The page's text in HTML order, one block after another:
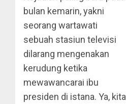
bulan kemarin, yakni
seorang wartawati
sebuah stasiun televisi
dilarang mengenakan
kerudung ketika
mewawancarai ibu
presiden di istana. Ya, kita